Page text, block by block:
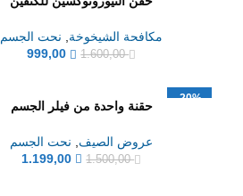
مكافحة الشيخوخة, نحت الجسم
1.600,00
999,00
-20%
حقنة واحدة من فيلر الجسم
عروض الصيف نحت الجسم
1.500,00
1.199,00